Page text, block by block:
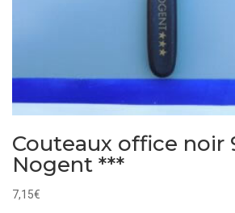
Couteaux office noir
Nogent ***
7,15€